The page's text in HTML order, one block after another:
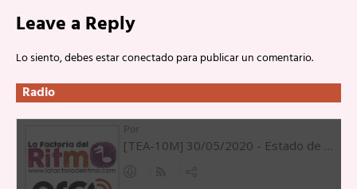
Leave a Reply
Lo siento, debes estarconectadopara publicar un comentario.
Radio